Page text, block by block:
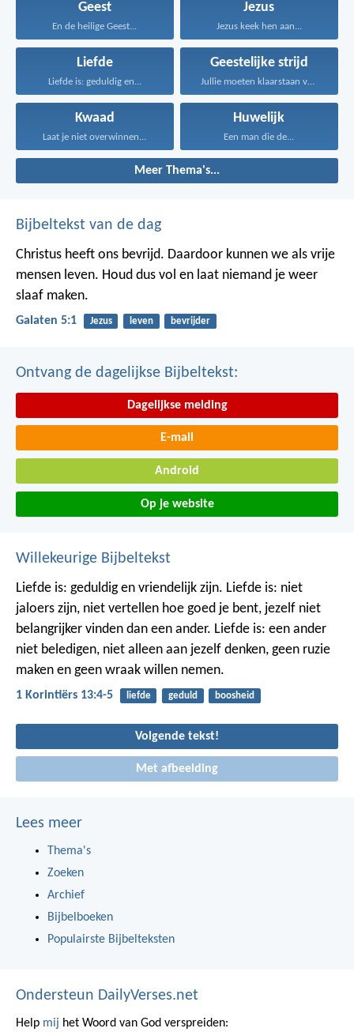
Geest
En de heilige Geest...
Jezus
Jezus keek hen aan...
Liefde
Liefde is: geduldig en...
Geestelijke strijd
Jullie moeten klaarstaan voor...
Kwaad
Laat je niet overwinnen...
Huwelijk
Een man die de...
Meer Thema's...
Bijbeltekst van de dag
Christus heeft ons bevrijd. Daardoor kunnen we als vrije
mensen leven. Houd dus vol en laat niemand je weer
slaaf maken.
Galaten 5:1 Jezus leven bevrijder
Ontvang de dagelijkse Bijbeltekst:
Dagelijkse melding
E-mail
Android
Op je website
Willekeurige Bijbeltekst
Liefde is: geduldig en vriendelijk zijn. Liefde is: niet
jaloers zijn, niet vertellen hoe goed je bent, jezelf niet
belangrijker vinden dan een ander. Liefde is: een ander
niet beledigen, niet alleen aan jezelf denken, geen ruzie
maken en geen wraak willen nemen.
1 Korintiërs 13:4-5 liefde geduld boosheid
Volgende tekst!
Met afbeelding
Lees meer
Thema's
Zoeken
Archief
Bijbelboeken
Populairste Bijbelteksten
Ondersteun DailyVerses.net
Help mij het Woord van God verspreiden: